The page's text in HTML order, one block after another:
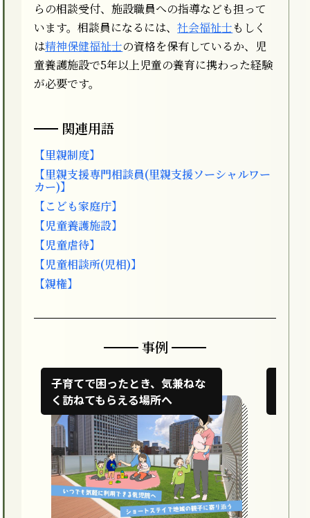
らの相談受付、施設職員への指導なども担って
います。相談員になるには、社会福祉士もしく
は精神保健福祉士の資格を保有しているか、児
童養護施設で5年以上児童の養育に携わった経験
が必要です。
関連用語
【里親制度】
【里親支援専門相談員(里親支援ソーシャルワー
カー)】
【こども家庭庁】
【児童養護施設】
【児童虐待】
【児童相談所(児相)】
【親権】
事例
子育てで困ったとき、気兼ねな
く訪ねてもらえる場所へ